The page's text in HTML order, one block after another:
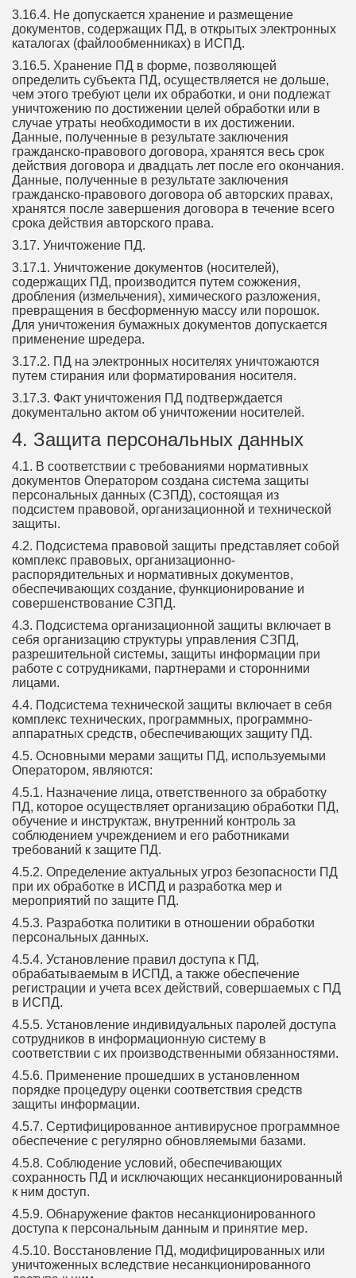
3.16.4. Не допускается хранение и размещение
документов, содержащих ПД, в открытых электронных
каталогах (файлообменниках) в ИСПД.
3.16.5. Хранение ПД в форме, позволяющей
определить субъекта ПД, осуществляется не дольше,
чем этого требуют цели их обработки, и они подлежат
уничтожению по достижении целей обработки или в
случае утраты необходимости в их достижении.
Данные, полученные в результате заключения
гражданско-правового договора, хранятся весь срок
действия договора и двадцать лет после его окончания.
Данные, полученные в результате заключения
гражданско-правового договора об авторских правах,
хранятся после завершения договора в течение всего
срока действия авторского права.
3.17. Уничтожение ПД.
3.17.1. Уничтожение документов (носителей),
содержащих ПД, производится путем сожжения,
дробления (измельчения), химического разложения,
превращения в бесформенную массу или порошок.
Для уничтожения бумажных документов допускается
применение шредера.
3.17.2. ПД на электронных носителях уничтожаются
путем стирания или форматирования носителя.
3.17.3. Факт уничтожения ПД подтверждается
документально актом об уничтожении носителей.
4. Защита персональных данных
4.1. В соответствии с требованиями нормативных
документов Оператором создана система защиты
персональных данных (СЗПД), состоящая из
подсистем правовой, организационной и технической
защиты.
4.2. Подсистема правовой защиты представляет собой
комплекс правовых, организационно-
распорядительных и нормативных документов,
обеспечивающих создание, функционирование и
совершенствование СЗПД.
4.3. Подсистема организационной защиты включает в
себя организацию структуры управления СЗПД,
разрешительной системы, защиты информации при
работе с сотрудниками, партнерами и сторонними
лицами.
4.4. Подсистема технической защиты включает в себя
комплекс технических, программных, программно-
аппаратных средств, обеспечивающих защиту ПД.
4.5. Основными мерами защиты ПД, используемыми
Оператором, являются:
4.5.1. Назначение лица, ответственного за обработку
ПД, которое осуществляет организацию обработки ПД,
обучение и инструктаж, внутренний контроль за
соблюдением учреждением и его работниками
требований к защите ПД.
4.5.2. Определение актуальных угроз безопасности ПД
при их обработке в ИСПД и разработка мер и
мероприятий по защите ПД.
4.5.3. Разработка политики в отношении обработки
персональных данных.
4.5.4. Установление правил доступа к ПД,
обрабатываемым в ИСПД, а также обеспечение
регистрации и учета всех действий, совершаемых с ПД
в ИСПД.
4.5.5. Установление индивидуальных паролей доступа
сотрудников в информационную систему в
соответствии с их производственными обязанностями.
4.5.6. Применение прошедших в установленном
порядке процедуру оценки соответствия средств
защиты информации.
4.5.7. Сертифицированное антивирусное программное
обеспечение с регулярно обновляемыми базами.
4.5.8. Соблюдение условий, обеспечивающих
сохранность ПД и исключающих несанкционированный
к ним доступ.
4.5.9. Обнаружение фактов несанкционированного
доступа к персональным данным и принятие мер.
4.5.10. Восстановление ПД, модифицированных или
уничтоженных вследствие несанкционированного